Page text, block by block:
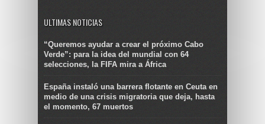
ULTIMAS NOTICIAS
“Queremos ayudar a crear el próximo Cabo
Verde”: para la idea del mundial con 64
selecciones, la FIFA mira a África
España instaló una barrera flotante en Ceuta en
medio de una crisis migratoria que deja, hasta
el momento, 67 muertos